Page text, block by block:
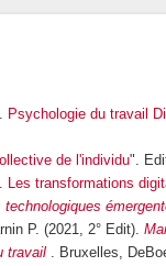
Psychologie du travail
de l'individu".
Les transformations
P. (2021, 2° Edit).
travail . Bruxelles,